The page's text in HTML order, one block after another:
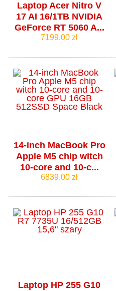
Laptop Acer Nitro V
17 AI 16/1TB NVIDIA
GeForce RT 5060 A...
7199.00 zł
14-inch MacBook Pro
Apple M5 chip witch
10-core and 10-c...
6839.00 zł
Laptop HP 255 G10